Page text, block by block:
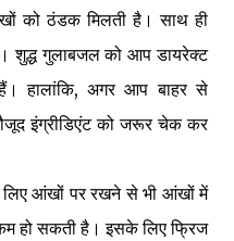
को ठंडक मिलती है। साथ ही
गुलाबजल को आप डायरेक्ट
हालांकि, अगर आप बाहर से
इंग्रीडिएंट को जरूर चेक कर
आंखों पर रखने से भी आंखों में
हो सकती है। इसके लिए फ्रिज